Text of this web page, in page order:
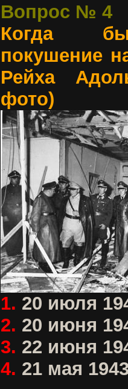
Вопрос № 4
Когда
покушение
Рейха
фото)
1. 20 июля
2. 20 июня
3. 22 июня
4. 21 мая